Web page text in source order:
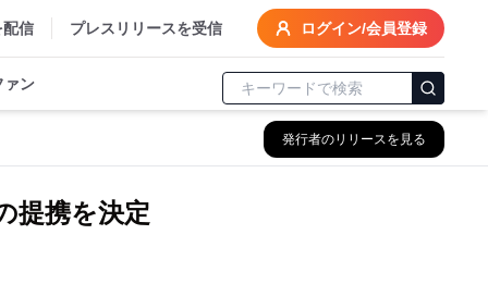
配信 プレスリリースを受信 ログイン/会員登録
ァン
発行者のリリースを見る
提携を決定